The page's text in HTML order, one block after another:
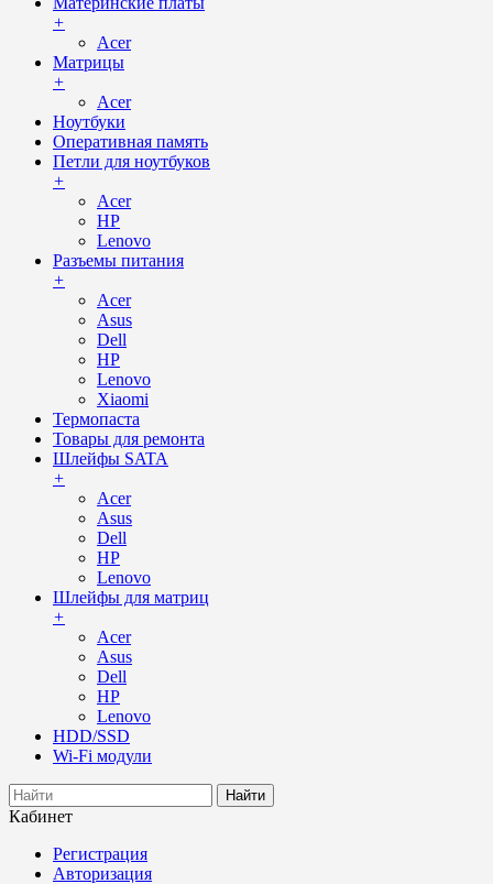
+
Acer
Матрицы
+
Acer
Ноутбуки
Оперативная память
Петли для ноутбуков
+
Acer
HP
Lenovo
Разъемы питания
+
Acer
Asus
Dell
HP
Lenovo
Xiaomi
Термопаста
Товары для ремонта
Шлейфы SATA
+
Acer
Asus
Dell
HP
Lenovo
Шлейфы для матриц
+
Acer
Asus
Dell
HP
Lenovo
HDD/SSD
Wi-Fi модули
Найти
Кабинет
Регистрация
Авторизация